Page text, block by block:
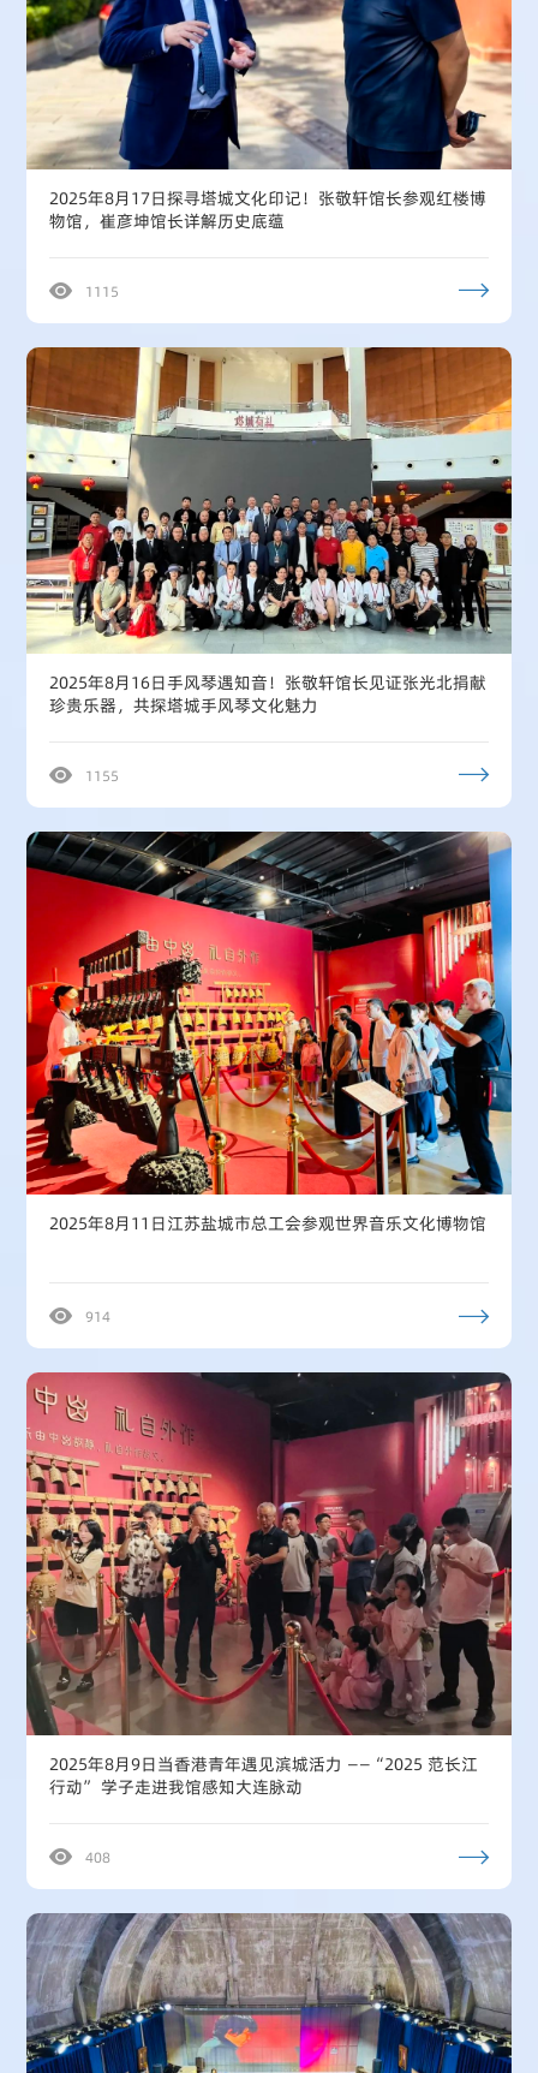
2025年8月17日探寻塔城文化印记！张敬轩馆长参观红楼博
物馆，崔彦坤馆长详解历史底蕴
1115
2025年8月16日手风琴遇知音！张敬轩馆长见证张光北捐献
珍贵乐器，共探塔城手风琴文化魅力
1155
2025年8月11日江苏盐城市总工会参观世界音乐文化博物馆
914
2025年8月9日当香港青年遇见滨城活力 ——“2025 范长江
行动” 学子走进我馆感知大连脉动
408